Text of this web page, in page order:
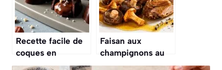
Recette facile de
coques en
chocolat : un
Faisan aux
champignons au
Cookeo : recette